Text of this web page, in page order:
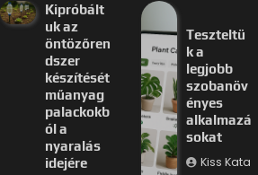
Kipróbált
uk az
öntözőren
dszer
készítését
műanyag
palackokb
ól a
nyaralás
idejére
Teszteltü
k a
legjobb
szobanöv
ényes
alkalmazá
sokat
Kiss Kata